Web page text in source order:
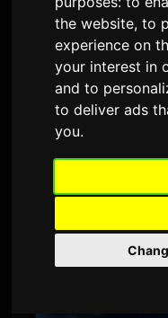
the website,to
experience on
your interest in
and to
to deliver ads
you.
创作者
《水族馆不
由Sam 1 六月
2,889 次观看
独立恐怖游戏《水
撰写一部小说改编
戏的Daidai，将负